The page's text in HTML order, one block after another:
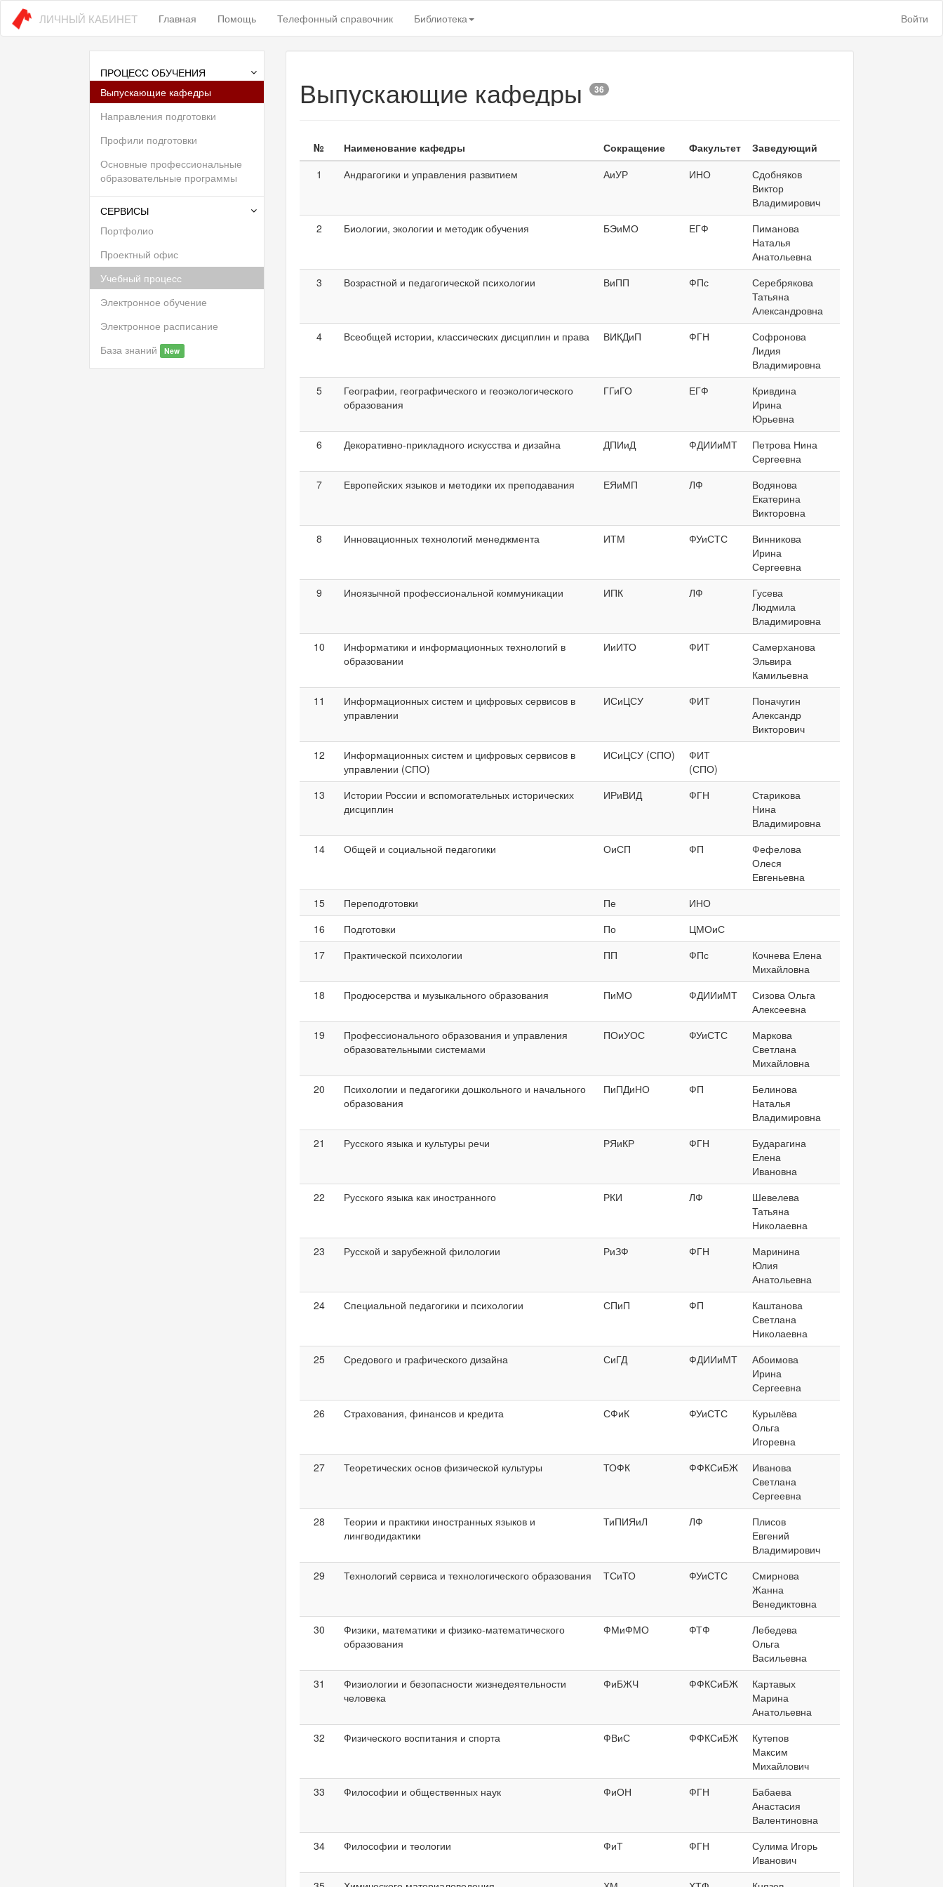
ЛИЧНЫЙ КАБИНЕТ Главная Помощь Телефонный справочник Библиотека Войти
ПРОЦЕСС ОБУЧЕНИЯ
Выпускающие кафедры
Направления подготовки
Профили подготовки
Основные профессиональные
образовательные программы
СЕРВИСЫ
Портфолио
Проектный офис
Учебный процесс
Электронное обучение
Электронное расписание
База знаний
New
Выпускающие кафедры 36
№ Наименование кафедры Сокращение Факультет
Заведующий
1
Андрагогики и управления развитием АиУР ИНО
Сдобняков
Виктор
Владимирович
2
Биологии, экологии и методик обучения БЭиМО ЕГФ
Пиманова
Наталья
Анатольевна
3
Возрастной и педагогической психологии ВиПП ФПс
Серебрякова
Татьяна
Александровна
4
Всеобщей истории, классических дисциплин и права ВИКДиП ФГН
Софронова
Лидия
Владимировна
5
Географии, географического и геоэкологического
образования
ГГиГО ЕГФ
Кривдина
Ирина
Юрьевна
6
Декоративно-прикладного искусства и дизайна ДПИиД ФДИИиМТ
Петрова Нина
Сергеевна
7
Европейских языков и методики их преподавания ЕЯиМП ЛФ
Водянова
Екатерина
Викторовна
8
Инновационных технологий менеджмента ИТМ ФУиСТС
Винникова
Ирина
Сергеевна
9
Иноязычной профессиональной коммуникации ИПК ЛФ
Гусева
Людмила
Владимировна
10
Информатики и информационных технологий в
образовании
ИиИТО ФИТ
Самерханова
Эльвира
Камильевна
11
Информационных систем и цифровых сервисов в
управлении
ИСиЦСУ ФИТ
Поначугин
Александр
Викторович
12
Информационных систем и цифровых сервисов в
управлении (СПО)
ИСиЦСУ (СПО)
ФИТ
(СПО)
13
Истории России и вспомогательных исторических
дисциплин
ИРиВИД ФГН
Старикова
Нина
Владимировна
14
Общей и социальной педагогики ОиСП ФП
Фефелова
Олеся
Евгеньевна
15
Переподготовки Пе
ИНО
16
Подготовки По
ЦМОиС
17
Практической психологии ПП ФПс
Кочнева Елена
Михайловна
18
Продюсерства и музыкального образования ПиМО ФДИИиМТ
Сизова Ольга
Алексеевна
19
Профессионального образования и управления
образовательными системами
ПОиУОС ФУиСТС
Маркова
Светлана
Михайловна
20
Психологии и педагогики дошкольного и начального
образования
ПиПДиНО ФП
Белинова
Наталья
Владимировна
21
Русского языка и культуры речи РЯиКР ФГН
Бударагина
Елена
Ивановна
22
Русского языка как иностранного РКИ ЛФ
Шевелева
Татьяна
Николаевна
23
Русской и зарубежной филологии РиЗФ ФГН
Маринина
Юлия
Анатольевна
24
Специальной педагогики и психологии СПиП ФП
Каштанова
Светлана
Николаевна
25
Средового и графического дизайна СиГД ФДИИиМТ
Абоимова
Ирина
Сергеевна
26
Страхования, финансов и кредита СФиК ФУиСТС
Курылёва
Ольга
Игоревна
27
Теоретических основ физической культуры ТОФК ФФКСиБЖ
Иванова
Светлана
Сергеевна
28
Теории и практики иностранных языков и
лингводидактики
ТиПИЯиЛ ЛФ
Плисов
Евгений
Владимирович
29
Технологий сервиса и технологического образования ТСиТО ФУиСТС
Смирнова
Жанна
Венедиктовна
30
Физики, математики и физико-математического
образования
ФМиФМО ФТФ
Лебедева
Ольга
Васильевна
31
Физиологии и безопасности жизнедеятельности
человека
ФиБЖЧ ФФКСиБЖ
Картавых
Марина
Анатольевна
32
Физического воспитания и спорта ФВиС ФФКСиБЖ
Кутепов
Максим
Михайлович
33
Философии и общественных наук ФиОН ФГН
Бабаева
Анастасия
Валентиновна
34
Философии и теологии ФиТ ФГН
Сулима Игорь
Иванович